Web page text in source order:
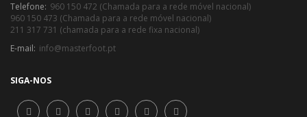
Telefone: 960 150 472 (Chamada para a rede móvel nacional)
960 150 473 (Chamada para a rede móvel nacional)
211 317 731 (chamada para a rede fixa nacional)
E-mail: info@masterfoot.pt
SIGA-NOS